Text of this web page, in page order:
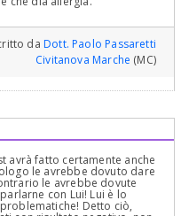
daDott. Paolo Passaretti
Civitanova Marche (MC)
avrà fatto certamente anche
le avrebbe dovuto dare
le avrebbe dovute
con Lui! Lui è lo
Detto ciò,